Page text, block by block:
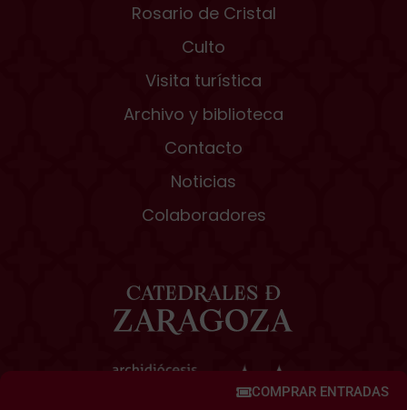
COMPRAR ENTRADAS
Rosario de Cristal
Culto
Visita turística
Archivo y biblioteca
Contacto
Noticias
Colaboradores